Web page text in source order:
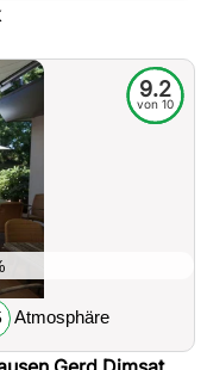
9.2
von 10
Atmosphäre